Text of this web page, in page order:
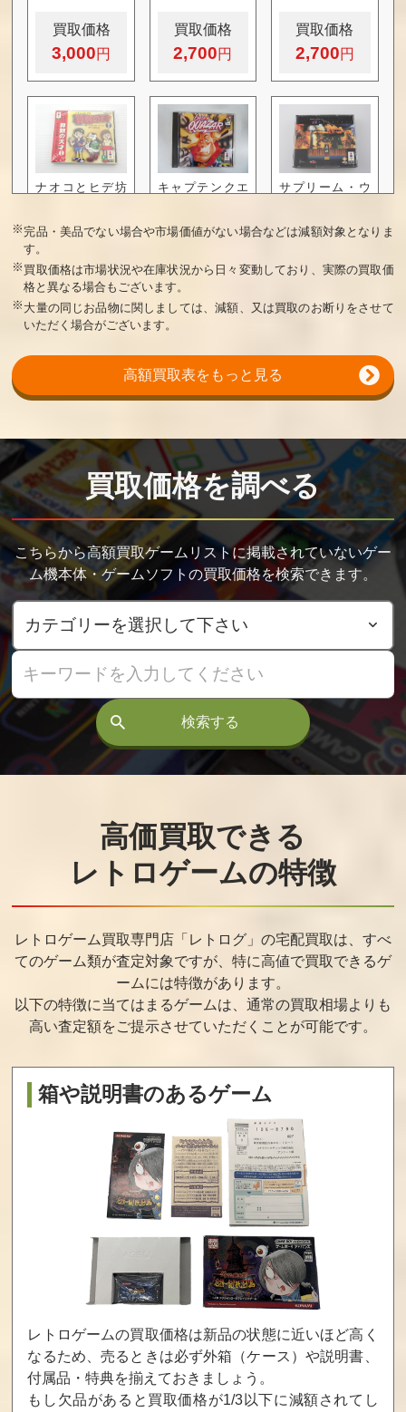
買取価格
3,000
買取価格
2,700
買取価格
2,700
ナオコとヒデ坊
買取価格
キャプテンクエ
買取価格
サプリーム・ウ
買取価格
タイン3D
買取価格
1,800
ン デジタルラ
買取価格
1,460
新実戦麻雀
買取価格
1,400
ショートワープ
買取価格
EMIT Vol.2 命が
けの旅
買取価格
美少女戦士セー
ラームーンS
買取価格
シンジケート
買取価格
1,026
スーパーリアル
買取価格
1,000
買取価格
1,000
ザ・ウォーリア
買取価格
1,000
館
買取価格
1,000
ターズカット
買取価格
976
電脳漂流「マル
チメディアクル
買取価格
900
闘牌伝アカギ
買取価格
900
しらゆきひめ
買取価格
800
スーパーリアル
EMIT Vol.3 私に
買取価格
750
買取価格
600
対決るみーず
買取価格
バトルピンボー
買取価格
リターンファイ
アー
買取価格
ドラゴンタイク
ーン エッジ
F1 GP
ーツイステッド
※完品・美品でない場合や市場価値がない場合などは減額対象となりま
す。
※ 買取価格は市場状況や在庫状況から日々変動しており、実際の買取価
格と異なる場合もございます。
※ 大量の同じお品物に関しましては、減額、又は買取のお断りをさせて
いただく場合がございます。
高額買取表をもっと見る
買取価格を調べる
こちらから高額買取ゲームリストに掲載されていないゲー
ム機本体・ゲームソフトの買取価格を検索できます。
検索する
高価買取できる
レトロゲームの特徴
レトロゲーム買取専門店「レトログ」の宅配買取は、すべ
てのゲーム類が査定対象ですが、 特に高値で買取できるゲ
ームには特徴があります。
以下の特徴に当てはまるゲームは、通常の買取相場よりも
高い査定額をご提示させていただくことが可能です。
箱や説明書のあるゲーム
レトロゲームの買取価格は新品の状態に近いほど高く
なるため、売るときは必ず外箱（ケース）や説明書、
付属品・特典を揃えておきましょう。
もし欠品があると買取価格が1/3以下に減額されてし